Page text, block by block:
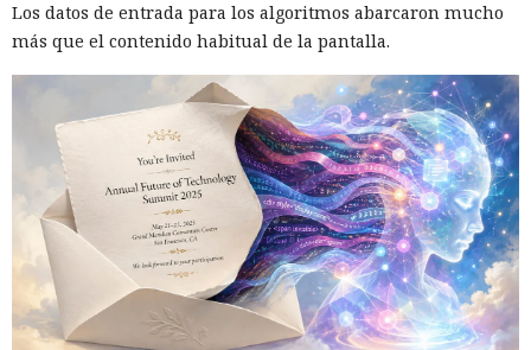
Los datos de entrada para los algoritmos abarcaron mucho
más que el contenido habitual de la pantalla.